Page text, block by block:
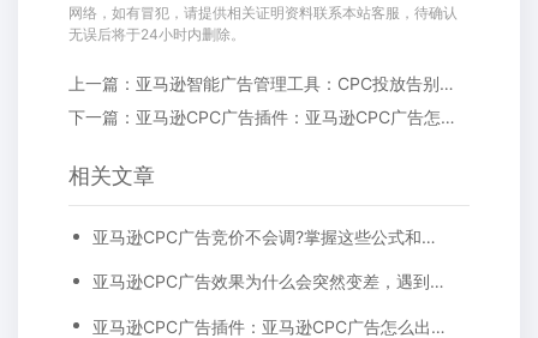
网络，如有冒犯，请提供相关证明资料联系本站客服，待确认
无误后将于24小时内删除。
上一篇：亚马逊智能广告管理工具：CPC投放告别低效!ROAS提高3.8倍!
下一篇：亚马逊CPC广告插件：亚马逊CPC广告怎么出价才合理?
相关文章
亚马逊CPC广告竞价不会调?掌握这些公式和方法让你事半功倍!
亚马逊CPC广告效果为什么会突然变差，遇到这种情况应该怎么办？
亚马逊CPC广告插件：亚马逊CPC广告怎么出价才合理?